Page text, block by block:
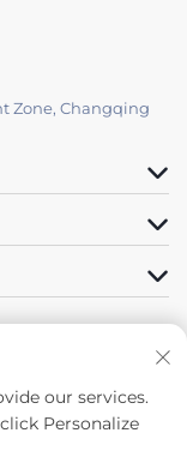
Zone, Changqing
our services.
Personalize